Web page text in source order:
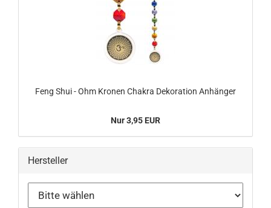
Feng Shui - Ohm Kronen Chakra Dekoration Anhänger
Nur 3,95 EUR
Hersteller